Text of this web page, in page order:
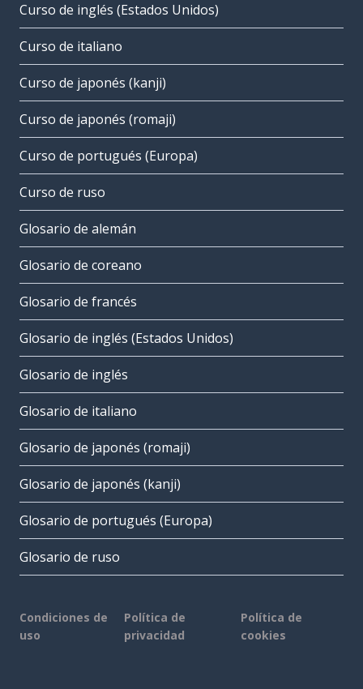
Curso de inglés (Estados Unidos)
Curso de italiano
Curso de japonés (kanji)
Curso de japonés (romaji)
Curso de portugués (Europa)
Curso de ruso
Glosario de alemán
Glosario de coreano
Glosario de francés
Glosario de inglés (Estados Unidos)
Glosario de inglés
Glosario de italiano
Glosario de japonés (romaji)
Glosario de japonés (kanji)
Glosario de portugués (Europa)
Glosario de ruso
Condiciones de
uso
Política de
privacidad
Política de
cookies